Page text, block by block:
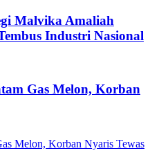
Malvika Amaliah
Industri Nasional
Gas Melon, Korban